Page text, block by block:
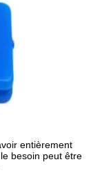
entièrement
besoin peut être